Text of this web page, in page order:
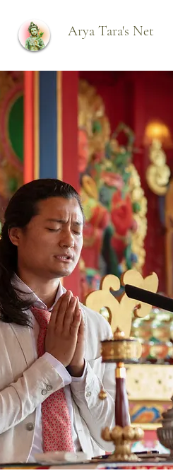
Arya Tara's Net